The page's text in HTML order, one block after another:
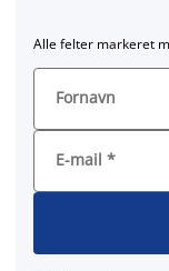
Alle felter markeret
Fornavn
E-mail *